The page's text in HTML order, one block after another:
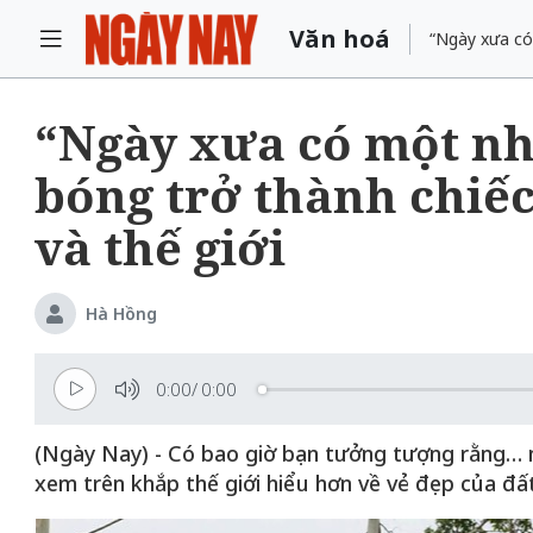
Văn hoá “Ngày xưa
“Ngày xưa có một
bóng trở thành
và thế giới
Hà Hồng
0:00/ 0:00
(Ngày Nay) - Có bao giờ bạn tưởng tượng
xem trên khắp thế giới hiểu hơn về vẻ đẹp của